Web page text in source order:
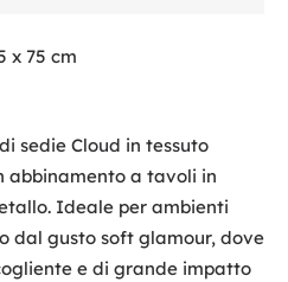
x 75 cm
sedie Cloud in tessuto
abbinamento a tavoli in
Ideale per ambienti
dal gusto soft glamour, dove
e di grande impatto